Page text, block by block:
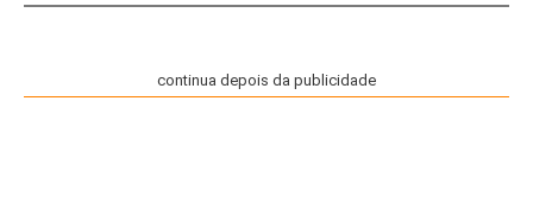
continua depois da publicidade